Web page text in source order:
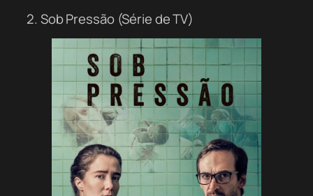
2. Sob Pressão (Série de TV)